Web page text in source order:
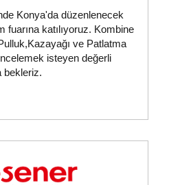
Konya'da düzenlenecek
fuarına katılıyoruz. Kombine
ve Patlatma
isteyen değerli
bekleriz.